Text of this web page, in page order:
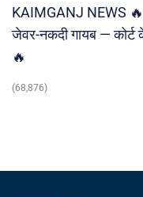
KAIMGANJ NEWS 🔥
जेवर-नकदी गायब — कोर्ट
🔥
(68,876)